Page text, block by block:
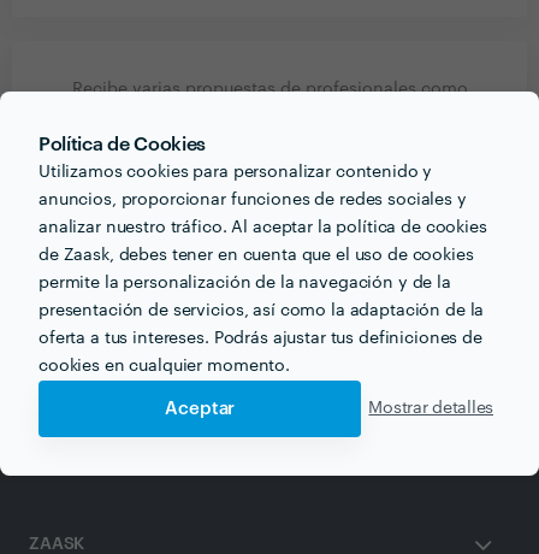
Política de Cookies
Utilizamos cookies para personalizar contenido y
anuncios, proporcionar funciones de redes sociales y
analizar nuestro tráfico. Al aceptar la política de cookies
de Zaask, debes tener en cuenta que el uso de cookies
permite la personalización de la navegación y de la
presentación de servicios, así como la adaptación de la
oferta a tus intereses. Podrás ajustar tus definiciones de
cookies en cualquier momento.
Aceptar Mostrar detalles
Recibe varias propuestas de profesionales como
Otros servicios proporcionados por RM Arquitectura
Diseño de Interiores en palma-de-mallorca
Decorador de Interiores en palma-de-mallorca
ZAASK